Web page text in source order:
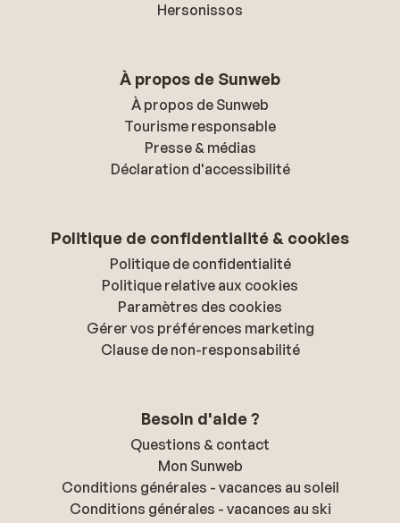
Hersonissos
À propos de Sunweb
À propos de Sunweb
Tourisme responsable
Presse & médias
Déclaration d'accessibilité
Politique de confidentialité & cookies
Politique de confidentialité
Politique relative aux cookies
Paramètres des cookies
Gérer vos préférences marketing
Clause de non-responsabilité
Besoin d'aide ?
Questions & contact
Mon Sunweb
Conditions générales - vacances au soleil
Conditions générales - vacances au ski